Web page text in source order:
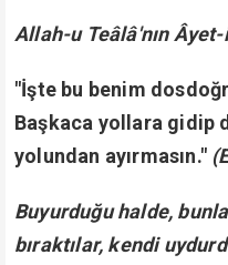
Allah-u Teâlâ'nın
"İşte bu benim
Başkaca yollara gidip
yolundan ayırmasın."
Buyurduğu halde,
bıraktılar, kendi